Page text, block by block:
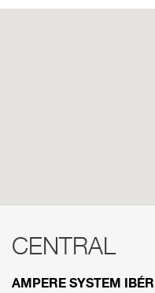
CENTRAL
AMPERE SYSTEM
RED
A continuación se